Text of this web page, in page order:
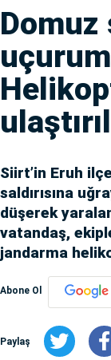
Domuz
Siirt’in Eruh
saldırısına
düşerek
vatandaş,
jandarma
Abone Ol
Paylaş